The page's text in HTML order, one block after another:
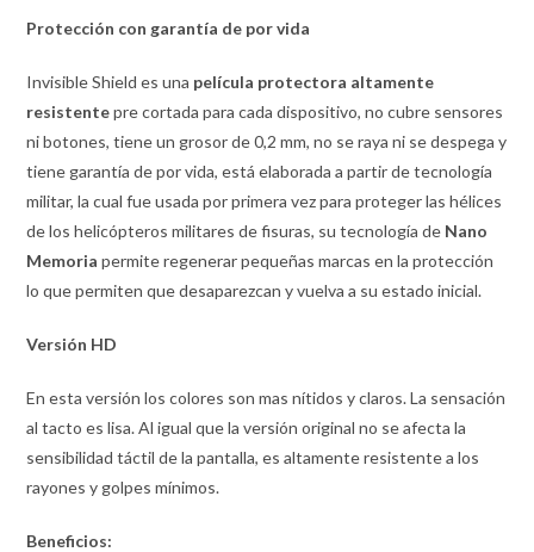
Protección con garantía de por vida
Invisible Shield es una película protectora altamente
resistentepre cortada para cada dispositivo, no cubre sensores
ni botones, tiene un grosor de 0,2 mm, no se raya ni se despega y
tiene garantía de por vida, está elaborada a partir de tecnología
militar, la cual fue usada por primera vez para proteger las hélices
de los helicópteros militares de fisuras, su tecnología de Nano
Memoria permite regenerar pequeñas marcas en la protección
lo que permiten que desaparezcan y vuelva a su estado inicial.
Versión HD
En esta versión los colores son mas nítidos y claros. La sensación
al tacto es lisa. Al igual que la versión original no se afecta la
sensibilidad táctil de la pantalla, es altamente resistente a los
rayones y golpes mínimos.
Beneficios: